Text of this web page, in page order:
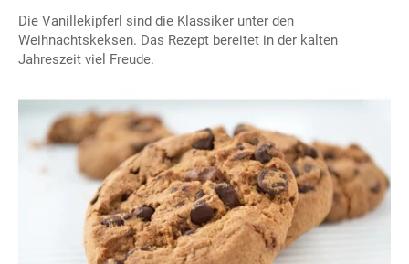
Die Vanillekipferl sind die Klassiker unter den
Weihnachtskeksen. Das Rezept bereitet in der kalten
Jahreszeit viel Freude.